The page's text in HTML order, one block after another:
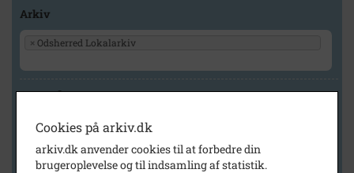
Arkiv
× Odsherred Lokalarkiv
Geografi
Generelt
Cookies på arkiv.dk
arkiv.dk anvender cookies til at forbedre din
brugeroplevelse og til indsamling af statistik.